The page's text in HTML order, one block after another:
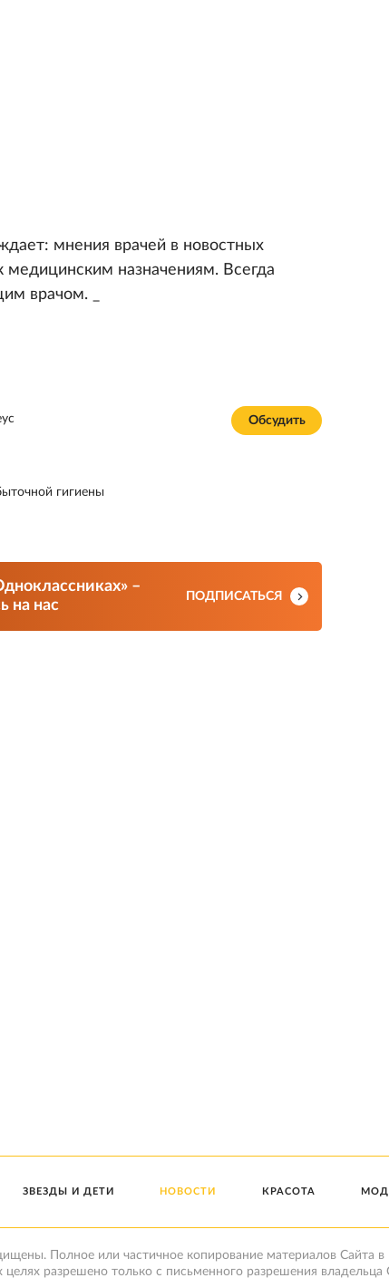
мнения врачей в новостных
медицинским назначениям. Всегда
врачом. _
Обсудить
гигиены
–
на нас
ПОДПИСАТЬСЯ
ЗВЕЗДЫ И ДЕТИ НОВОСТИ КРАСОТА
Полное или частичное копирование материалов Сайта в
целях разрешено только с письменного разрешения владельца